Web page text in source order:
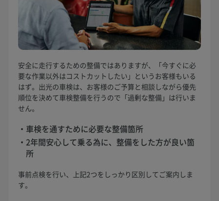
安全に走行するための整備ではありますが、「今すぐに必
要な作業以外はコストカットしたい」というお客様もいる
はず。出光の車検は、お客様のご予算と相談しながら優先
順位を決めて車検整備を行うので「過剰な整備」は行いま
せん。
車検を通すために必要な整備箇所
2年間安心して乗る為に、整備をした方が良い箇
所
事前点検を行い、上記2つをしっかり区別してご案内しま
す。